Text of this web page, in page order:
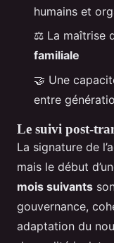
humains et
⚖️ La maîtrise
familiale
🤝 Une
entre
Le suivi post-
La signature de
mais le début
mois suivants
gouvernance,
adaptation du